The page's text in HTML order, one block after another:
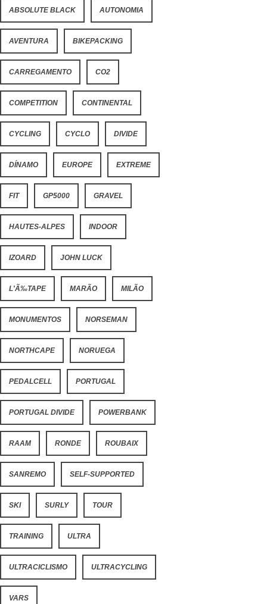
ABSOLUTE BLACK AUTONOMIA
AVENTURA BIKEPACKING
CARREGAMENTO CO2
COMPETITION CONTINENTAL
CYCLING CYCLO DIVIDE
DÍNAMO EUROPE EXTREME
FIT GP5000 GRAVEL
HAUTES-ALPES INDOOR
IZOARD JOHN LUCK
L'Ã‰TAPE MARÃO MILÃO
MONUMENTOS NORSEMAN
NORTHCAPE NORUEGA
PEDALCELL PORTUGAL
PORTUGAL DIVIDE POWERBANK
RAAM RONDE ROUBAIX
SANREMO SELF-SUPPORTED
SKI SURLY TOUR
TRAINING ULTRA
ULTRACICLISMO ULTRACYCLING
VARS